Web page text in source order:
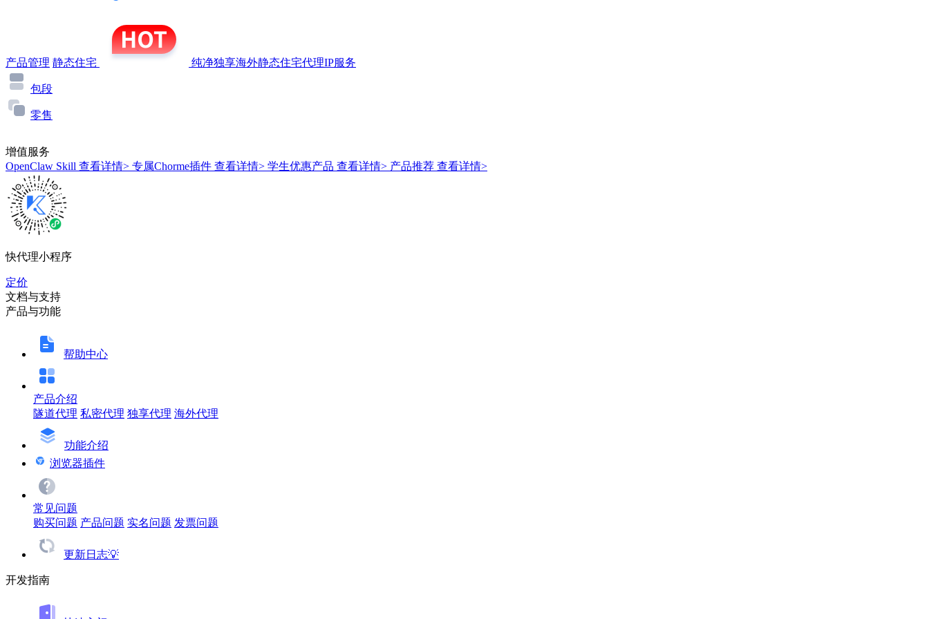
产品管理 静态住宅 纯净独享海外静态住宅代理IP服务
包段
零售
增值服务
OpenClaw Skill 查看详情> 专属Chorme插件 查看详情> 学生优惠产品 查看详情> 产品推荐 查看详情>
快代理小程序
定价
文档与支持
产品与功能
帮助中心
产品介绍
隧道代理 私密代理 独享代理 海外代理
功能介绍
浏览器插件
常见问题
购买问题 产品问题 实名问题 发票问题
更新日志💡
开发指南